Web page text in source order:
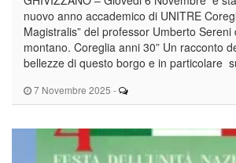
7 Novembre 2025 -
nuovo anno accademico di UNITRE
Magistralis” del professor Umberto Sereni
montano. Coreglia anni 30” Un racconto
bellezze di questo borgo e in particolare